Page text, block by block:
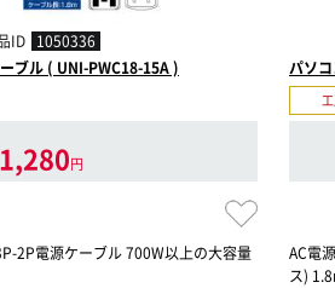
ID 1050336
ブル ( UNI-PWC18-15A )
1,280円
2P電源ケーブル 700W以上の大容量
パソ
AC電
ス)